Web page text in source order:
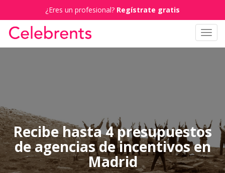
¿Eres un profesional? Regístrate gratis
Recibe hasta 4 presupuestos
de agencias de incentivos en
Madrid